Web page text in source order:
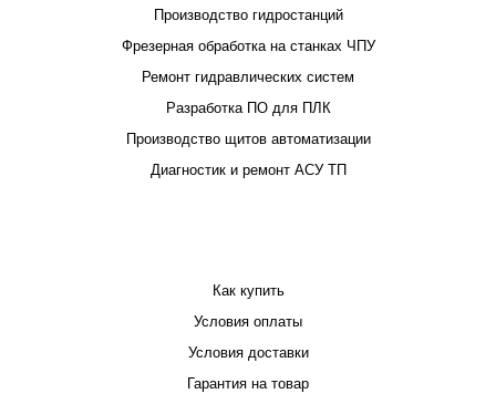
Производство гидростанций
Фрезерная обработка на станках ЧПУ
Ремонт гидравлических систем
Разработка ПО для ПЛК
Производство щитов автоматизации
Диагностик и ремонт АСУ ТП
Как купить
Условия оплаты
Условия доставки
Гарантия на товар